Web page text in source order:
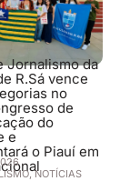
Jornalismo da
R.Sá vence
no
de
do
e
o Piauí em
,NOTÍCIAS